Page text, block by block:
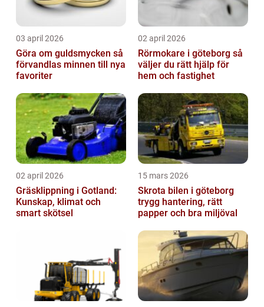
03 april 2026
Göra om guldsmycken så
förvandlas minnen till nya
favoriter
02 april 2026
Rörmokare i göteborg så
väljer du rätt hjälp för
hem och fastighet
02 april 2026
Gräsklippning i Gotland:
Kunskap, klimat och
smart skötsel
15 mars 2026
Skrota bilen i göteborg
trygg hantering, rätt
papper och bra miljöval